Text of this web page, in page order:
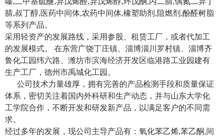
腈,叔丁醇,医药中间体,农药中间体,橡塑助剂,阻燃剂,酚醛树脂
等系列产品。
采用轻资产的发展路线，采用参股、租赁工厂，或者代加工
的发展模式。 在东营广饶丁庄镇、淄博淄川罗村镇、淄博齐
鲁化工园纬六路、潍坊市滨海经济开发区临港路工业园建有
生产工厂，德州市禹城化工园。
公司技术力量雄厚，拥有完善的产品检测手段和质量保证
体系，密切关注着国内外科研和生产动态，并与山东大学化
工学院合作，不断开发和研发新产品，以满足客户的不同需
求。
经过多年的发展，现公司主导产品有：氧化苯乙烯,苯乙酮,间